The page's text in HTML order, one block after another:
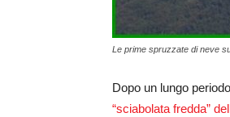
Le prime spruzzate di neve
Dopo un lungo
“sciabolata fredda”